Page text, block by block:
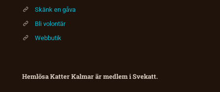
Skänk en gåva
Bli volontär
Webbutik
Hemlösa Katter Kalmar är medlem i Svekatt.